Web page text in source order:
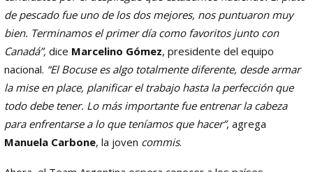
de pescado fue uno de los dos mejores, nos puntuaron muy
bien. Terminamos el primer día como favoritos junto con
Canadá”, dice Marcelino Gómez, presidente del equipo
nacional. “El Bocuse es algo totalmente diferente, desde armar
la mise en place, planificar el trabajo hasta la perfección que
todo debe tener. Lo más importante fue entrenar la cabeza
para enfrentarse a lo que teníamos que hacer”, agrega
Manuela Carbone, la joven commis.